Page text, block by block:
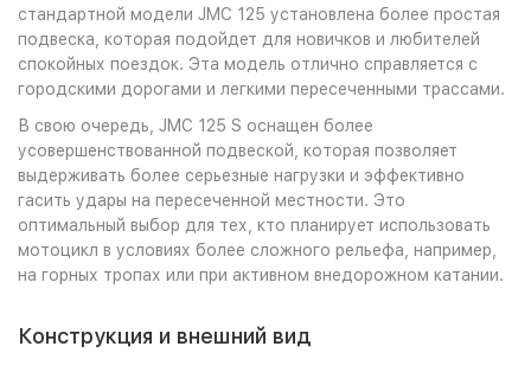
стандартной модели JMC 125 установлена более простая
подвеска, которая подойдет для новичков и любителей
спокойных поездок. Эта модель отлично справляется с
городскими дорогами и легкими пересеченными трассами.
В свою очередь, JMC 125 S оснащен более
усовершенствованной подвеской, которая позволяет
выдерживать более серьезные нагрузки и эффективно
гасить удары на пересеченной местности. Это
оптимальный выбор для тех, кто планирует использовать
мотоцикл в условиях более сложного рельефа, например,
на горных тропах или при активном внедорожном катании.
Конструкция и внешний вид